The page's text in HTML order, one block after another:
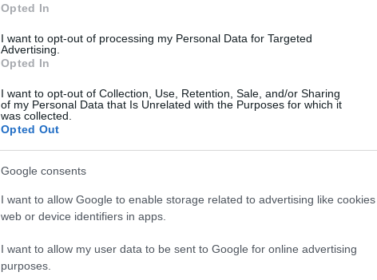
Opted In
I want to opt-out of processing my Personal Data for Targeted
Advertising.
Opted In
I want to opt-out of Collection, Use, Retention, Sale, and/or Sharing
of my Personal Data that Is Unrelated with the Purposes for which it
was collected.
Opted Out
Google consents
I want to allow Google to enable storage related to advertising like cookies
web or device identifiers in apps.
I want to allow my user data to be sent to Google for online advertising
purposes.
Οι
Μαΐου,
ΕΠΑΛ στην